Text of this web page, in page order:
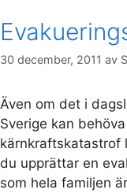
30 december, 2011 av
Även om det i
Sverige kan
kärnkraftskatastrof
du upprättar en
som hela familjen